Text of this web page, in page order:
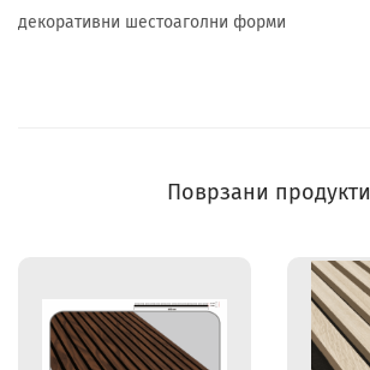
декоративни шестоаголни форми
Поврзани продукти